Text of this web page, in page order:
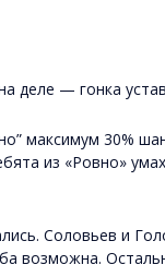
деле — гонка
максимум 30%
из «Ровно»
Соловьев и
возможна.